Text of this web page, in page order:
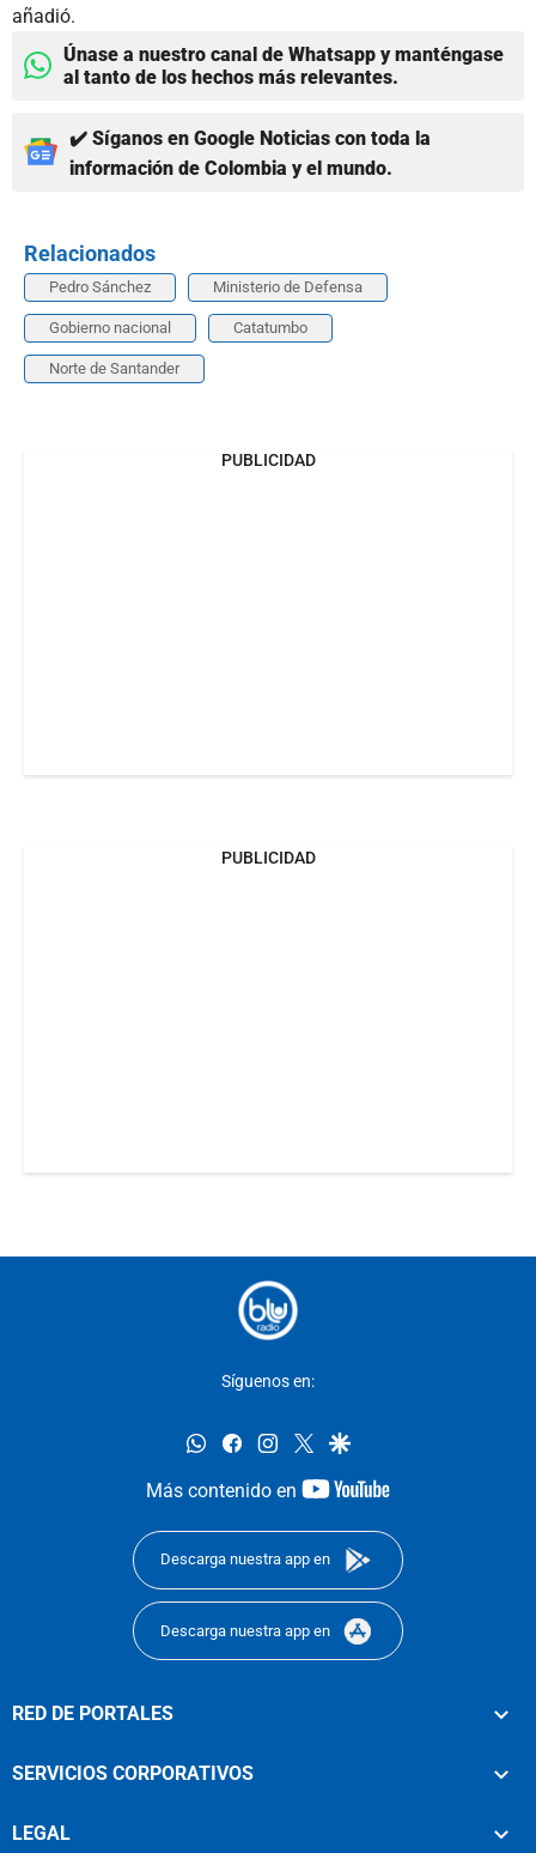
añadió.
Únase a nuestro canal de Whatsapp y manténgase
al tanto de los hechos más relevantes.
✔️ Síganos en Google Noticias con toda la
información de Colombia y el mundo.
Relacionados
Pedro Sánchez Ministerio de Defensa
Gobierno nacional Catatumbo
Norte de Santander
PUBLICIDAD
PUBLICIDAD
Síguenos en:
whatsappfacebookinstagram
twittergoogle
Más contenido en
youtube-
Descarga nuestra app en
Descarga nuestra app en
RED DE PORTALES
SERVICIOS CORPORATIVOS
LEGAL